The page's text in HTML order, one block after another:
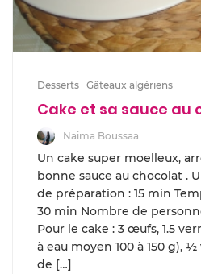
Desserts Gâteaux algériens
Cake et sa sauce au
Naima Boussaa
Un cake super moelleux,
bonne sauce au chocolat .
de préparation : 15 min
30 min Nombre de
Pour le cake : 3 œufs, 1.5
à eau moyen 100 à 150 g),
de […]